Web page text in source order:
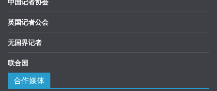
英国记者公会
无国界记者
联合国
合作媒体